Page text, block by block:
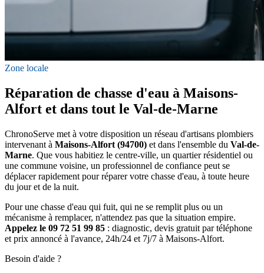
Zone locale
Réparation de chasse d'eau à Maisons-
Alfort et dans tout le Val-de-Marne
ChronoServe met à votre disposition un réseau d'artisans plombiers
intervenant à Maisons-Alfort (94700) et dans l'ensemble du Val-de-
Marne. Que vous habitiez le centre-ville, un quartier résidentiel ou
une commune voisine, un professionnel de confiance peut se
déplacer rapidement pour réparer votre chasse d'eau, à toute heure
du jour et de la nuit.
Pour une chasse d'eau qui fuit, qui ne se remplit plus ou un
mécanisme à remplacer, n'attendez pas que la situation empire.
Appelez le 09 72 51 99 85 : diagnostic, devis gratuit par téléphone
et prix annoncé à l'avance, 24h/24 et 7j/7 à Maisons-Alfort.
Besoin d'aide ?